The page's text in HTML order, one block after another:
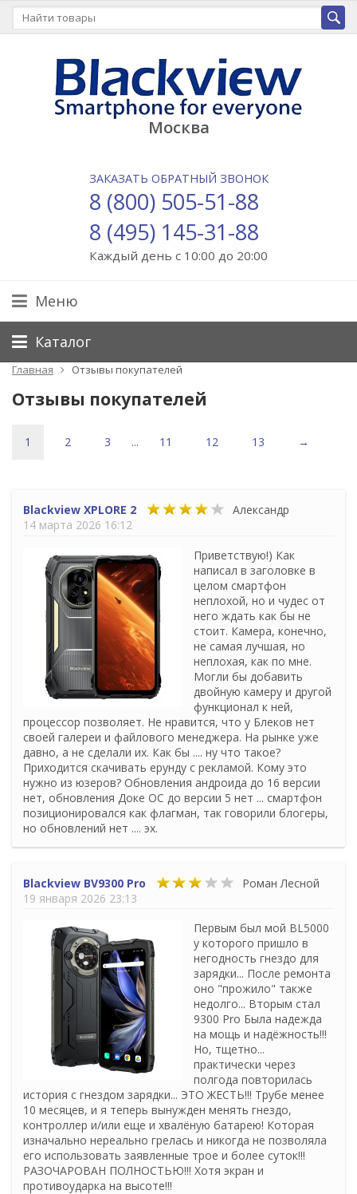
Москва
ЗАКАЗАТЬ ОБРАТНЫЙ ЗВОНОК
8 (800) 505-51-88
8 (495) 145-31-88
Каждый день с 10:00 до 20:00
Меню
Каталог
Главная Отзывы покупателей
Отзывы покупателей
1 2 3 ... 11 12 13 →
Blackview XPLORE 2
Александр
14 марта 2026 16:12
Приветствую!) Как
написал в заголовке в
целом смартфон
неплохой, но и чудес от
него ждать как бы не
стоит. Камера, конечно,
не самая лучшая, но
неплохая, как по мне.
Могли бы добавить
двойную камеру и другой
функционал к ней,
процессор позволяет. Не нравится, что у Блеков нет
своей галереи и файлового менеджера. На рынке уже
давно, а не сделали их. Как бы .... ну что такое?
Приходится скачивать ерунду с рекламой. Кому это
нужно из юзеров? Обновления андроида до 16 версии
нет, обновления Доке ОС до версии 5 нет ... смартфон
позиционировался как флагман, так говорили блогеры,
но обновлений нет .... эх.
Blackview BV9300 Pro
Роман Лесной
19 января 2026 23:13
Первым был мой BL5000
у которого пришло в
негодность гнездо для
зарядки... После ремонта
оно "прожило" также
недолго... Вторым стал
9300 Pro Была надежда
на мощь и надёжность!!!
Но, тщетно...
практически через
полгода повторилась
история с гнездом зарядки... ЭТО ЖЕСТЬ!!! Трубе менее
10 месяцев, и я теперь вынужден менять гнездо,
контроллер и/или еще и хвалёную батарею! Которая
изначально нереально грелась и никогда не позволяла
его использовать заявленные трое и более суток!!!
РАЗОЧАРОВАН ПОЛНОСТЬЮ!!! Хотя экран и
противоударка на высоте!!!